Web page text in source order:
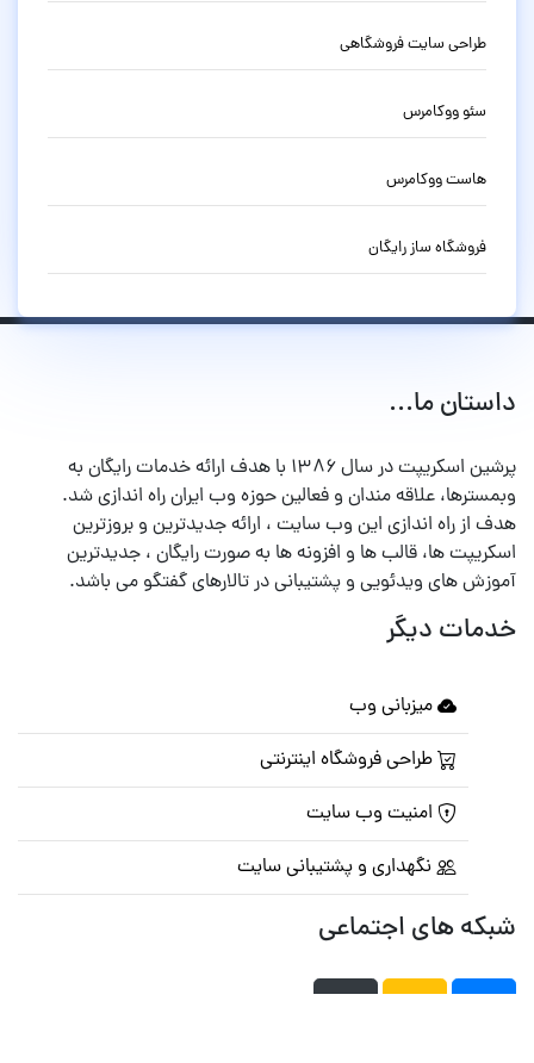
طراحی سایت فروشگاهی
سئو ووکامرس
هاست ووکامرس
فروشگاه ساز رایگان
داستان ما...
پرشین اسکریپت در سال ۱۳۸۶ با هدف ارائه خدمات رایگان به
وبمسترها، علاقه مندان و فعالین حوزه وب ایران راه اندازی شد.
هدف از راه اندازی این وب سایت ، ارائه جدیدترین و بروزترین
اسکریپت ها، قالب ها و افزونه ها به صورت رایگان ، جدیدترین
آموزش های ویدئویی و پشتیبانی در تالارهای گفتگو می باشد.
خدمات دیگر
میزبانی وب
طراحی فروشگاه اینترنتی
امنیت وب سایت
نگهداری و پشتیبانی سایت
شبکه های اجتماعی